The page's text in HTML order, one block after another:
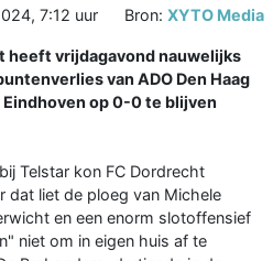
7:12 uur Bron: XYTO Media
heeft vrijdagavond nauwelijks
van ADO Den Haag
op 0-0 te blijven
Telstar kon FC Dordrecht
dat liet de ploeg van Michele
en een enorm slotoffensief
niet om in eigen huis af te